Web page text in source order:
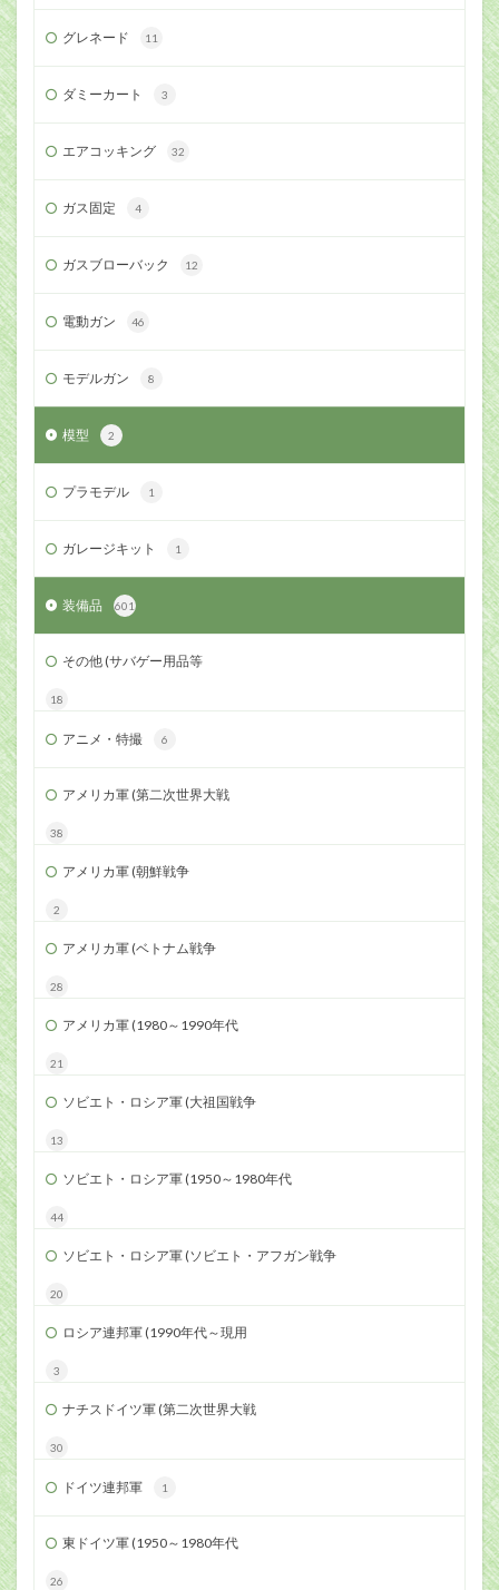
グレネード 11
ダミーカート 3
エアコッキング 32
ガス固定 4
ガスブローバック 12
電動ガン 46
モデルガン 8
模型 2
プラモデル 1
ガレージキット 1
装備品 601
その他 (サバゲー用品等
18
アニメ・特撮 6
アメリカ軍 (第二次世界大戦
38
アメリカ軍 (朝鮮戦争
2
アメリカ軍 (ベトナム戦争
28
アメリカ軍 (1980～1990年代
21
ソビエト・ロシア軍 (大祖国戦争
13
ソビエト・ロシア軍 (1950～1980年代
44
ソビエト・ロシア軍 (ソビエト・アフガン戦争
20
ロシア連邦軍 (1990年代～現用
3
ナチスドイツ軍 (第二次世界大戦
30
ドイツ連邦軍 1
東ドイツ軍 (1950～1980年代
26